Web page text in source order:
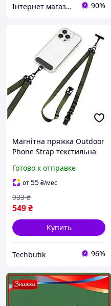
Інтернет магазин "Альфастор" 90%
Магнітна пряжка Outdoor
Phone Strap текстильна
функцією кріплення хакі
KR-7808
Готово к отправке
от55₴/мес
549₴
933 ₴
Купить
Techbutik 96%